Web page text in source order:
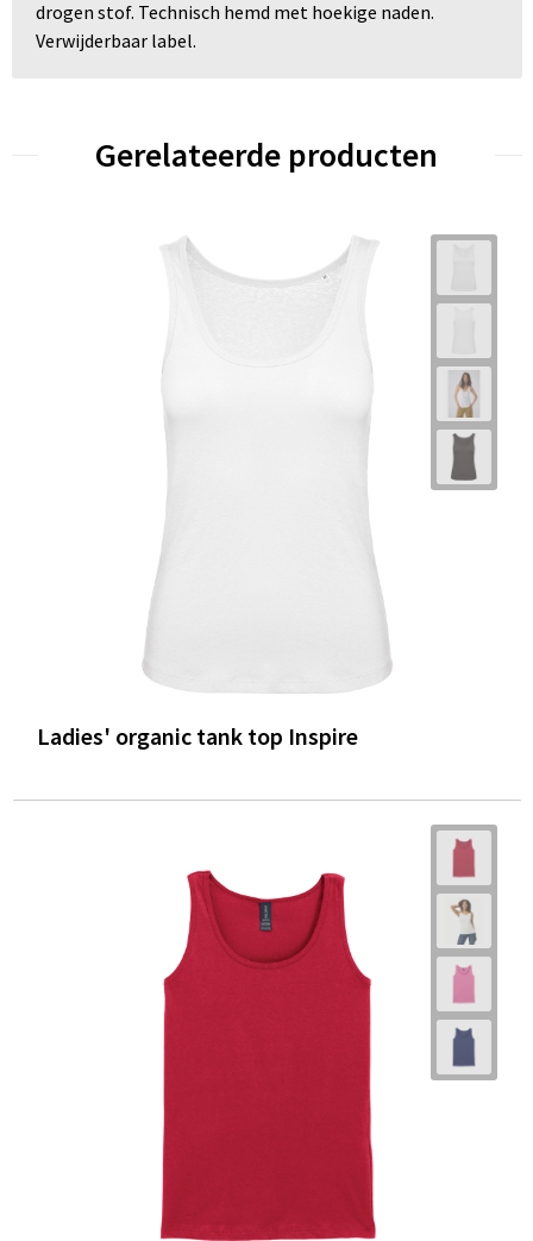
drogen stof. Technisch hemd met hoekige naden.
Verwijderbaar label.
Gerelateerde producten
Ladies' organic tank top Inspire